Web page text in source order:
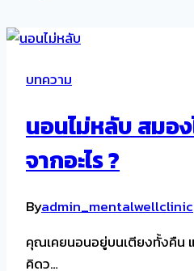
บทความ
นอนไม่หลับ สมอ
จากอะไร ?
Byadmin_mentalwellclinic
คุณเคยนอนอยู่บนเตียงทั้งคืน
คิดว…